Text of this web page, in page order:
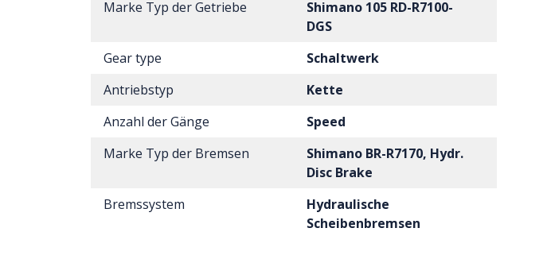
Marke Typ der Getriebe
Shimano 105 RD-R7100-
DGS
Gear type
Schaltwerk
Antriebstyp
Kette
Anzahl der Gänge
Speed
Marke Typ der Bremsen
Shimano BR-R7170, Hydr.
Disc Brake
Bremssystem
Hydraulische
Scheibenbremsen